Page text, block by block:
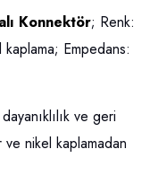
Konnektör; Renk:
Empedans:
ve geri
ve nikel kaplamadan